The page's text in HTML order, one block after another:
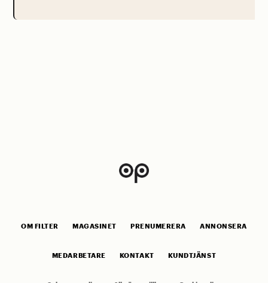
OM FILTER MAGASINET PRENUMERERA ANNONSERA
MEDARBETARE KONTAKT KUNDTJÄNST